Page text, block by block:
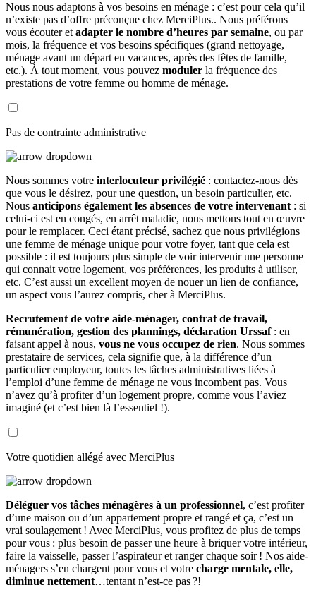
Nous nous adaptons à vos besoins en ménage : c’est pour cela qu’il
n’existe pas d’offre préconçue chez MerciPlus.. Nous préférons
vous écouter et adapter le nombre d’heures par semaine, ou par
mois, la fréquence et vos besoins spécifiques (grand nettoyage,
ménage avant un départ en vacances, après des fêtes de famille,
etc.). À tout moment, vous pouvez moduler la fréquence des
prestations de votre femme ou homme de ménage.
Pas de contrainte administrative
Nous sommes votre interlocuteur privilégié : contactez-nous dès
que vous le désirez, pour une question, un besoin particulier, etc.
Nous anticipons également les absences de votre intervenant : si
celui-ci est en congés, en arrêt maladie, nous mettons tout en œuvre
pour le remplacer. Ceci étant précisé, sachez que nous privilégions
une femme de ménage unique pour votre foyer, tant que cela est
possible : il est toujours plus simple de voir intervenir une personne
qui connait votre logement, vos préférences, les produits à utiliser,
etc. C’est aussi un excellent moyen de nouer un lien de confiance,
un aspect vous l’aurez compris, cher à MerciPlus.
Recrutement de votre aide-ménager, contrat de travail,
rémunération, gestion des plannings, déclaration Urssaf: en
faisant appel à nous, vous ne vous occupez de rien. Nous sommes
prestataire de services, cela signifie que, à la différence d’un
particulier employeur, toutes les tâches administratives liées à
l’emploi d’une femme de ménage ne vous incombent pas. Vous
n’avez qu’à profiter d’un logement propre, comme vous l’aviez
imaginé (et c’est bien là l’essentiel !).
Votre quotidien allégé avec MerciPlus
Déléguer vos tâches ménagères à un professionnel, c’est profiter
d’une maison ou d’un appartement propre et rangé et ça, c’est un
vrai soulagement ! Avec MerciPlus, vous profitez de plus de temps
pour vous : plus besoin de passer une heure à briquer votre intérieur,
faire la vaisselle, passer l’aspirateur et ranger chaque soir ! Nos aide-
ménagers s’en chargent pour vous et votre charge mentale, elle,
diminue nettement…tentant n’est-ce pas ?!